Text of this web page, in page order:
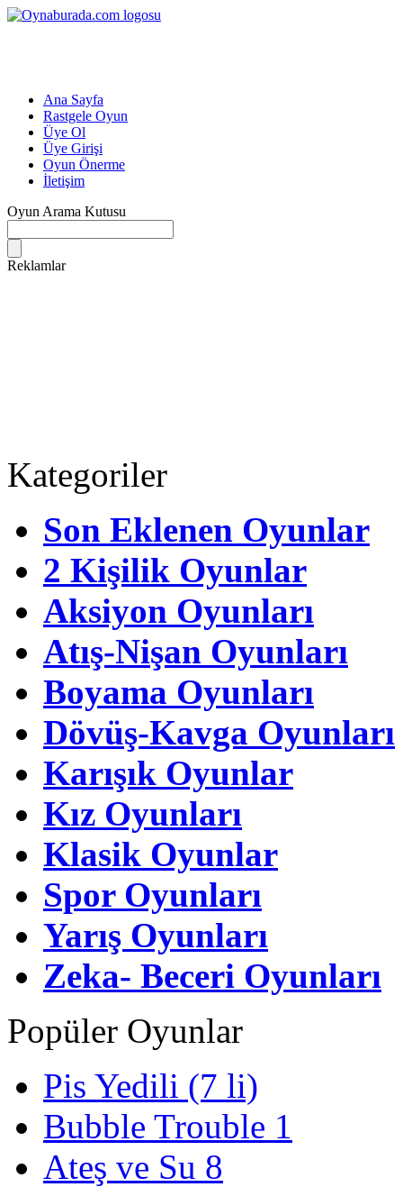
Ana Sayfa
Rastgele Oyun
Üye Ol
Üye Girişi
Oyun Önerme
İletişim
Oyun Arama Kutusu
Reklamlar
Kategoriler
Son Eklenen Oyunlar
2 Kişilik Oyunlar
Aksiyon Oyunları
Atış-Nişan Oyunları
Boyama Oyunları
Dövüş-Kavga Oyunları
Karışık Oyunlar
Kız Oyunları
Klasik Oyunlar
Spor Oyunları
Yarış Oyunları
Zeka- Beceri Oyunları
Popüler Oyunlar
Pis Yedili (7 li)
Bubble Trouble 1
Ateş ve Su 8